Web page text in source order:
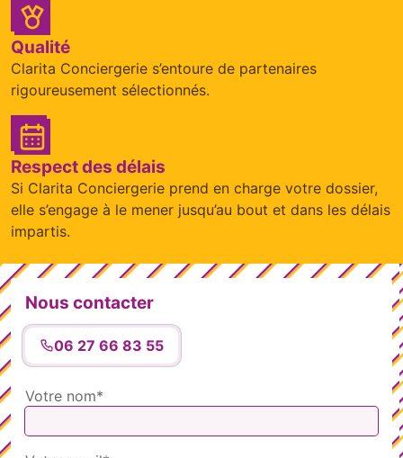
Qualité
Clarita Conciergerie s’entoure de partenaires
rigoureusement sélectionnés.
Respect des délais
Si Clarita Conciergerie prend en charge votre dossier,
elle s’engage à le mener jusqu’au bout et dans les délais
impartis.
Nous contacter
06 27 66 83 55
Votre nom*